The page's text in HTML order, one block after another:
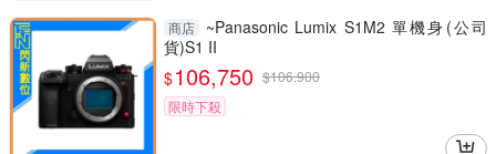
商店
~Panasonic Lumix S1M2 單機身(公司
貨)S1 II
$106,750 $106,900
限時下殺